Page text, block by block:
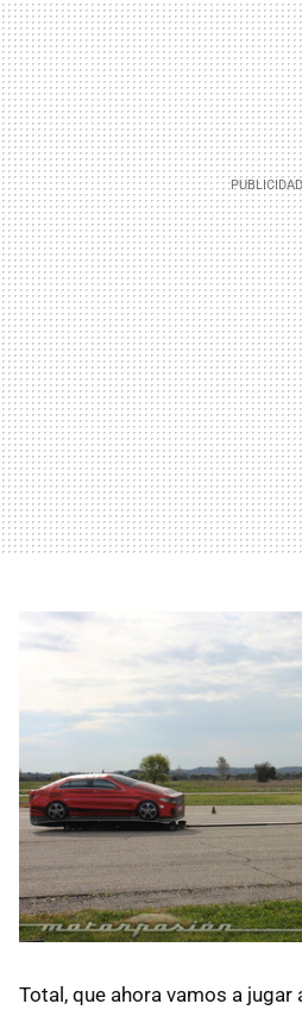
Total, que ahora vamos a jugar